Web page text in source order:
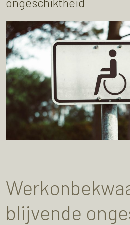
ongeschiktheid
blijvende